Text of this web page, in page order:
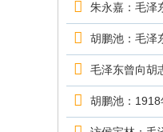
朱永嘉：毛泽
胡鹏池：毛泽
毛泽东曾向胡
胡鹏池：